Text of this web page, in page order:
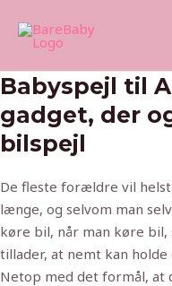
Babyspejl til
gadget, der
bilspejl
De fleste forældre vil
længe, og selvom man
køre bil, når man køre bil,
tillader, at nemt kan
Netop med det formål, at